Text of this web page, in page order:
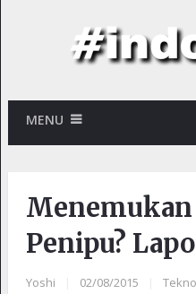
MENU
Penipu?
Yoshi 02/08/2015